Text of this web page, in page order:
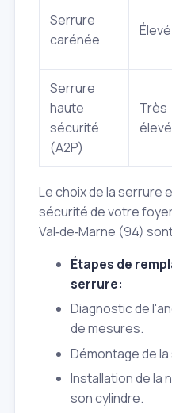
Serrure
carénée
Élevé
Serrure
haute
sécurité
(A2P)
Très
élevé
Le choix de la serrure
sécurité de votre
Val‑de‑Marne (94)
Étapes de
serrure:
Diagnostic de
de mesures.
Démontage de
Installation de la
son cylindre.